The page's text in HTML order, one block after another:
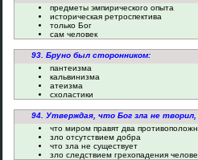
предметы эмпирического опыта
историческая ретроспектива
только Бог
сам человек
93. Бруно был сторонником:
пантеизма
кальвинизма
атеизма
схоластики
94. Утверждая, что Бог зла не творил,
что миром правят два
зло отсутствием добра
что зла не существует
зло следствием грехопадения